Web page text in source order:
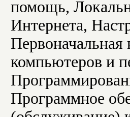
помощь,
Интернета,
компьютеров и
Программное